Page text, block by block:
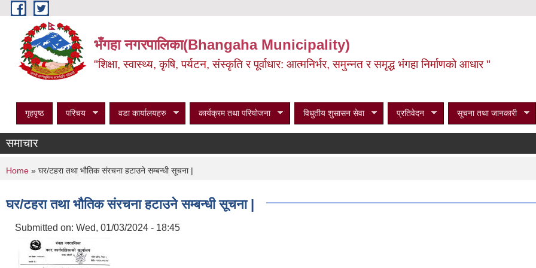
Skip to main content
भँगहा नगरपालिका(Bhangaha Municipality)
"शिक्षा, स्वास्थ्य, कृषि, पर्यटन, संस्कृति र पूर्वाधार: आत्मनिर्भर, समुन्नत र समृद्ध भंगहा निर्माणको आधार "
गृहपृष्ठ परिचय वडा कार्यालयहरु कार्यक्रम तथा परियोजना विधुतीय शुसासन सेवा प्रतिवेदन सूचना तथा जानकारी
समाचार
You are here
Home » घर/टहरा तथा भौतिक संरचना हटाउने सम्बन्धी सूचना |
घर/टहरा तथा भौतिक संरचना हटाउने सम्बन्धी सूचना |
Submitted on: Wed, 01/03/2024 - 18:45